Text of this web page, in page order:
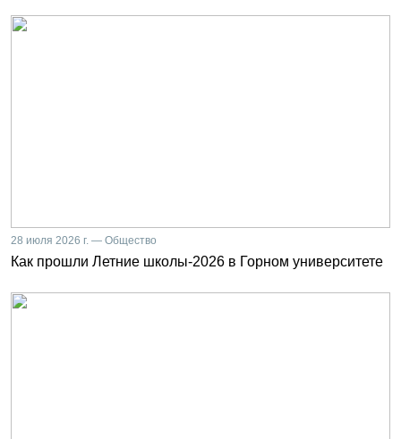
28 июля 2026 г. — Общество
Как прошли Летние школы-2026 в Горном университете